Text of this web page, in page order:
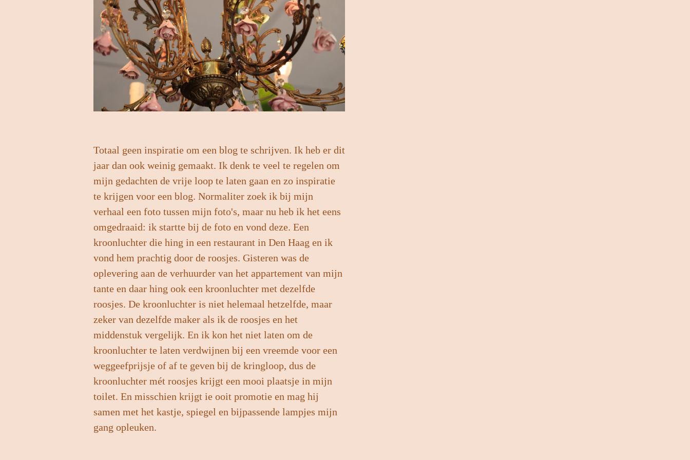
Totaal geen inspiratie om een blog te schrijven. Ik heb er dit
jaar dan ook weinig gemaakt. Ik denk te veel te regelen om
mijn gedachten de vrije loop te laten gaan en zo inspiratie
te krijgen voor een blog. Normaliter zoek ik bij mijn
verhaal een foto tussen mijn foto's, maar nu heb ik het eens
omgedraaid: ik startte bij de foto en vond deze. Een
kroonluchter die hing in een restaurant in Den Haag en ik
vond hem prachtig door de roosjes. Gisteren was de
oplevering aan de verhuurder van het appartement van mijn
tante en daar hing ook een kroonluchter met dezelfde
roosjes. De kroonluchter is niet helemaal hetzelfde, maar
zeker van dezelfde maker als ik de roosjes en het
middenstuk vergelijk. En ik kon het niet laten om de
kroonluchter te laten verdwijnen bij een vreemde voor een
weggeefprijsje of af te geven bij de kringloop, dus de
kroonluchter mét roosjes krijgt een mooi plaatsje in mijn
toilet. En misschien krijgt ie ooit promotie en mag hij
samen met het kastje, spiegel en bijpassende lampjes mijn
gang opleuken.